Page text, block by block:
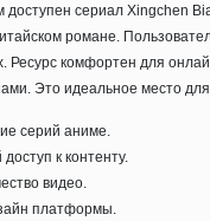
сериал Xingchen
романе.
Ресурс комфортен для
Это идеальное место
серий аниме.
к контенту.
видео.
платформы.